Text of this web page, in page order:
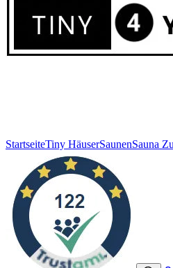
StartseiteTiny HäuserSaunenSauna